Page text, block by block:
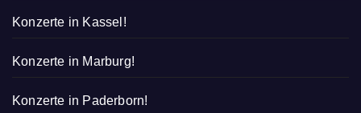
Konzerte in Kassel!
Konzerte in Marburg!
Konzerte in Paderborn!